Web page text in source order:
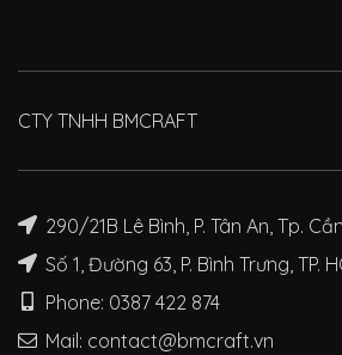
CTY TNHH BMCRAFT
290/21B Lê Bình, P. Tân An, Tp.
Số 1, Đường 63, P. Bình Trưng, TP.
Phone: 0387 422 874
Mail: contact@bmcraft.vn